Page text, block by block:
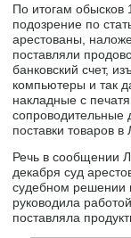
По итогам обысков
подозрение по
арестованы,
поставляли
банковский счет,
компьютеры и так
накладные с
сопроводительные
поставки товаров
Речь в сообщении
декабря суд
судебном решении
руководила
поставляла